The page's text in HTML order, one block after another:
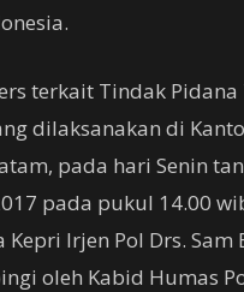
terkait Tindak
dilaksanakan di
pada hari Senin
pada pukul 14.00
Kepri Irjen Pol Drs.
oleh Kabid Humas